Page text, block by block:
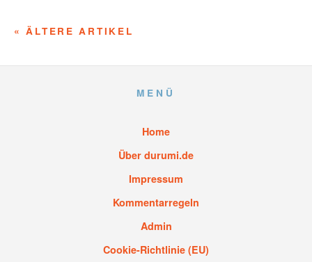
« ÄLTERE ARTIKEL
MENÜ
Home
Über durumi.de
Impressum
Kommentarregeln
Admin
Cookie-Richtlinie (EU)